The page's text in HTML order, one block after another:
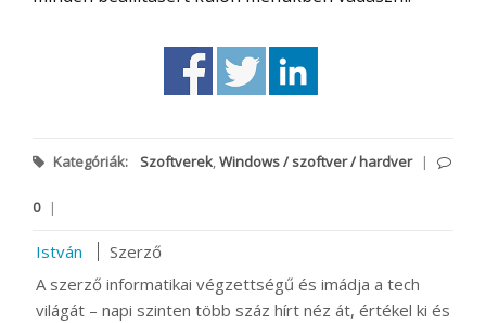
Kategóriák: Szoftverek,Windows / szoftver / hardver |
0 |
István
Szerző
A szerző informatikai végzettségű és imádja a tech
világát – napi szinten több száz hírt néz át, értékel ki és